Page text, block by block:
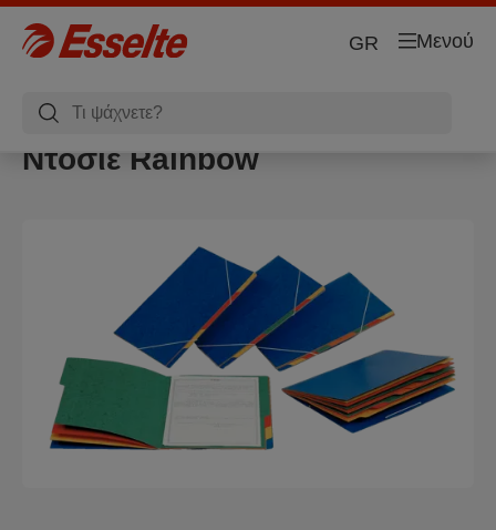
Μενού
GR
Nτοσιέ Rainbow